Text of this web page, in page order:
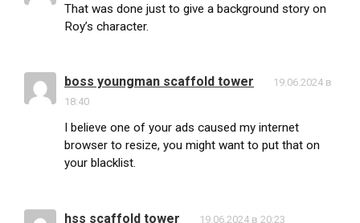
That was done just to give a background story on
Roy’s character.
boss youngman scaffold tower
19.06.2024 в
18:40
I believe one of your ads caused my internet
browser to resize, you might want to put that on
your blacklist.
hss scaffold tower 19.06.2024 в 20:23